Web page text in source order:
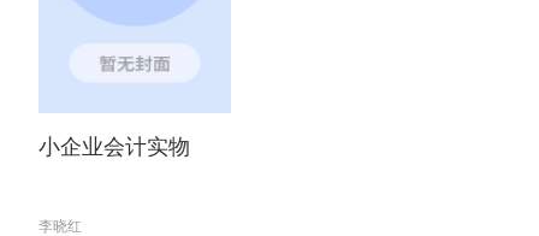
小企业会计实物
李晓红